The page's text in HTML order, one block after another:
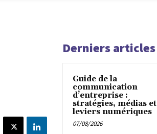
Derniers articles
Guide de la
communication
d’entreprise :
stratégies, médias et
leviers numériques
07/08/2026